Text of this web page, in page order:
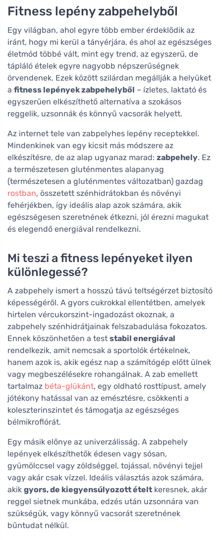
Fitness lepény zabpehelyből
Egy világban, ahol egyre több ember érdeklődik az
iránt, hogy mi kerül a tányérjára, és ahol az egészséges
életmód többé vált, mint egy trend, az egyszerű, de
tápláló ételek egyre nagyobb népszerűségnek
örvendenek. Ezek között szilárdan megállják a helyüket
a fitness lepények zabpehelyből – ízletes, laktató és
egyszerűen elkészíthető alternatíva a szokásos
reggelik, uzsonnák és könnyű vacsorák helyett.
Az internet tele van zabpelyhes lepény receptekkel.
Mindenkinek van egy kicsit más módszere az
elkészítésre, de az alap ugyanaz marad: zabpehely. Ez
a természetesen gluténmentes alapanyag
(természetesen a gluténmentes változatban) gazdag
rostban, összetett szénhidrátokban és növényi
fehérjékben, így ideális alap azok számára, akik
egészségesen szeretnének étkezni, jól érezni magukat
és elegendő energiával rendelkezni.
Mi teszi a fitness lepényeket ilyen
különlegessé?
A zabpehely ismert a hosszú távú teltségérzet biztosító
képességéről. A gyors cukrokkal ellentétben, amelyek
hirtelen vércukorszint-ingadozást okoznak, a
zabpehely szénhidrátjainak felszabadulása fokozatos.
Ennek köszönhetően a test stabil energiával
rendelkezik, amit nemcsak a sportolók értékelnek,
hanem azok is, akik egész nap a számítógép előtt ülnek
vagy megbeszélésekre rohangálnak. A zab emellett
tartalmaz béta-glükánt, egy oldható rosttípust, amely
jótékony hatással van az emésztésre, csökkenti a
koleszterinszintet és támogatja az egészséges
bélmikroflórát.
Egy másik előnye az univerzálisság. A zabpehely
lepények elkészíthetők édesen vagy sósan,
gyümölccsel vagy zöldséggel, tojással, növényi tejjel
vagy akár csak vízzel. Ideális választás azok számára,
akik gyors, de kiegyensúlyozott ételt keresnek, akár
reggel sietnek munkába, edzés után uzsonnára van
szükségük, vagy könnyű vacsorát szeretnének
bűntudat nélkül.